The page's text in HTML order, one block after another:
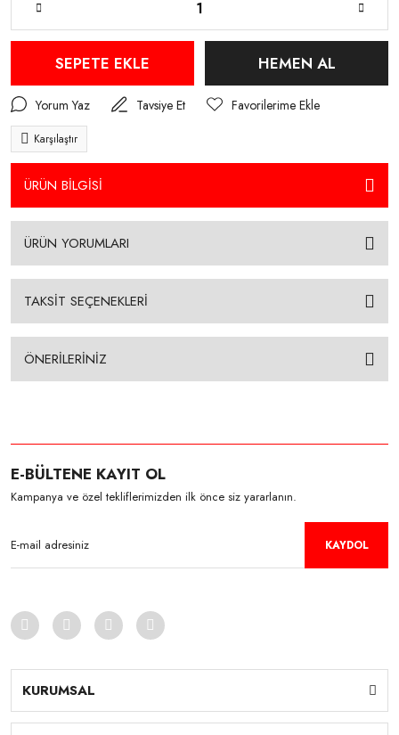
SEPETE EKLE HEMEN AL
Yorum Yaz Tavsiye Et
Karşılaştır
ÜRÜN BİLGİSİ
ÜRÜN YORUMLARI
TAKSİT SEÇENEKLERİ
ÖNERİLERİNİZ
E-BÜLTENE KAYIT OL
Kampanya ve özel tekliflerimizden ilk önce siz yararlanın.
KAYDOL
KURUMSAL